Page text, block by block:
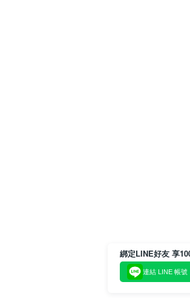
連結 LINE 帳號